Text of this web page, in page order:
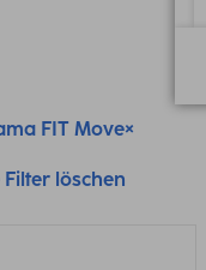
FIT Move
Filter löschen